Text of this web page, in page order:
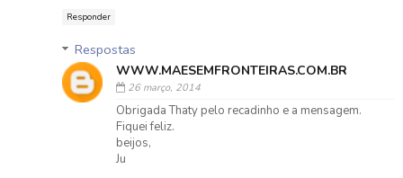
Responder
Respostas
WWW.MAESEMFRONTEIRAS.COM.BR
26 março, 2014
Obrigada Thaty pelo recadinho e a mensagem.
Fiquei feliz.
beijos,
Ju